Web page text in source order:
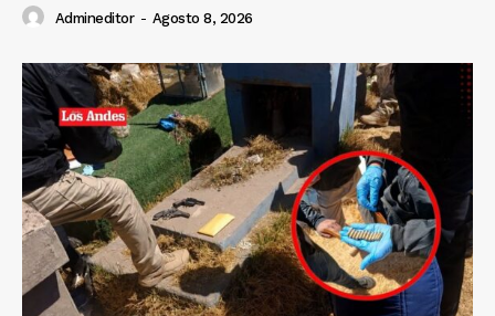
Admineditor - Agosto 8, 2026